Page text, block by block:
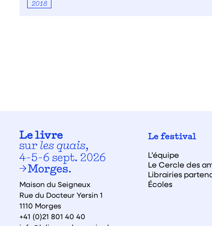
2018
Maison du Seigneux
Rue du Docteur Yersin 1
1110 Morges
+41 (0)21 801 40 40
Le festival
L’équipe
Le Cercle des
Librairies
Écoles